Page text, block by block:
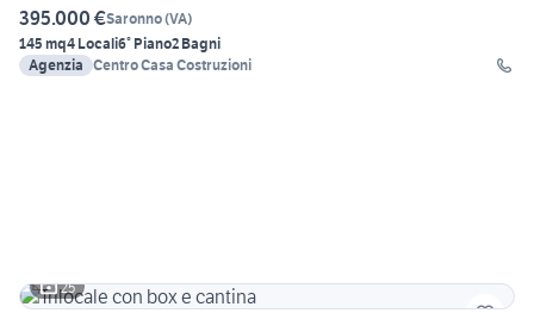
395.000 €Saronno(VA)
145 mq4 Locali6° Piano2 Bagni
Agenzia Centro Casa Costruzioni
25